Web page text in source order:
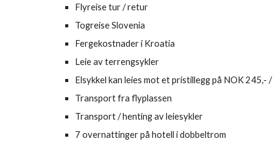
Flyreise tur / retur
Togreise Slovenia
Fergekostnader i Kroatia
Leie av terrengsykler
Elsykkel kan leies mot et pristillegg på NOK 245,-
Transport fra flyplassen
Transport / henting av leiesykler
7 overnattinger på hotell i dobbeltrom